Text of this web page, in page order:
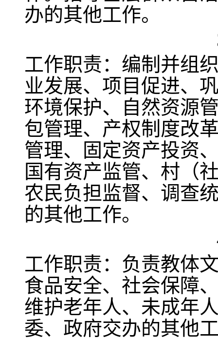
办的其他工作。
工作职责：编制并组
业发展、项目促进、
环境保护、自然资源
包管理、产权制度改
管理、固定资产投资
国有资产监管、村（
农民负担监督、调查
的其他工作。
工作职责：负责教体
食品安全、社会保障
维护老年人、未成年
委、政府交办的其他